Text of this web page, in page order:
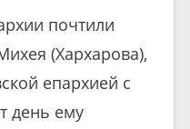
почтили
(Хархарова),
епархией с
день ему